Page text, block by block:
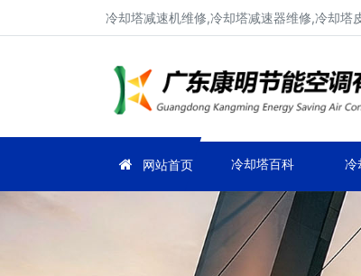
冷却塔减速机维修,冷却塔减速器维修,冷却塔
网站首页 冷却塔百科 冷